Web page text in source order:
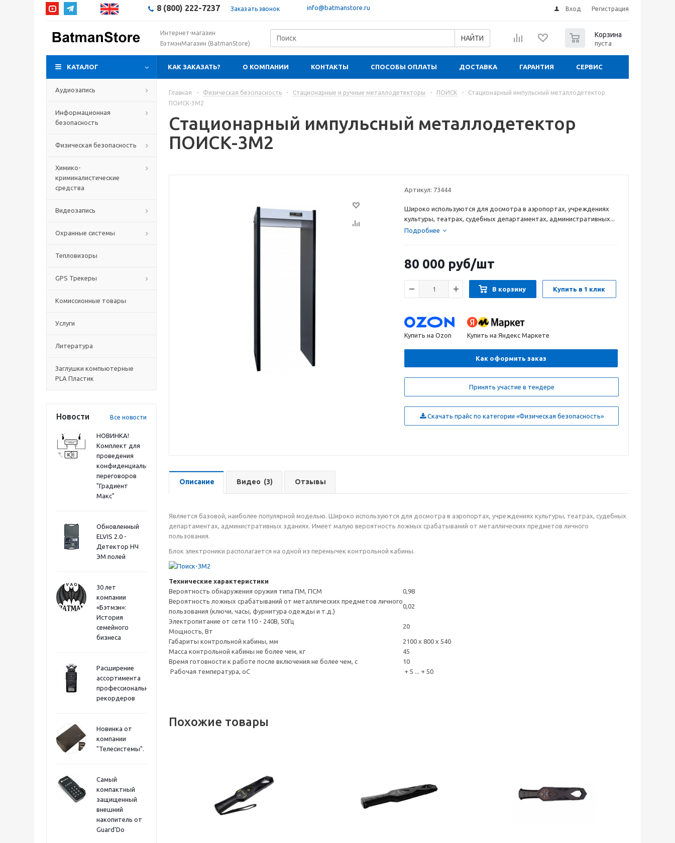
8 (800) 222-7237 Заказать звонок info@batmanstore.ru Вход Регистрация
Интернет-магазин
БэтмэнМагазин (BatmanStore)
НАЙТИ Корзина
пуста
КАТАЛОГ КАК ЗАКАЗАТЬ? О КОМПАНИИ КОНТАКТЫ СПОСОБЫ ОПЛАТЫ ДОСТАВКА ГАРАНТИЯ СЕРВИС
Аудиозапись
Информационная
безопасность
Физическая безопасность
Химико-
криминалистические
средства
Видеозапись
Охранные системы
Тепловизоры
GPS Трекеры
Комиссионные товары
Услуги
Литература
Заглушки компьютерные
PLA Пластик
Новости Все новости
НОВИНКА!
Комплект для
проведения
конфиденциальных
переговоров
"Градиент
Макс"
Обновленный
ELVIS 2.0 -
Детектор НЧ
ЭМ полей
30 лет
компании
«Бэтмэн»:
История
семейного
бизнеса
Расширение
ассортимента
профессиональных
рекордеров
Новинка от
компании
"Телесистемы".
Самый
компактный
защищенный
внешний
накопитель от
Guard’Do
Главная - Физическая безопасность - Стационарные и ручные металлодетекторы - ПОИСК -
Стационарный импульсный металлодетектор
ПОИСК-3М2
Стационарный импульсный металлодетектор
ПОИСК-3М2
Артикул: 73444
Широко используются для досмотра в аэропортах, учреждениях
культуры, театрах, судебных департаментах, административных...
Подробнее
80 000 руб/шт
В корзину Купить в 1 клик
Купить на Ozon Купить на Яндекс Маркете
Как оформить заказ
Принять участие в тендере
Скачать прайс по категории «Физическая безопасность»
Описание Видео (3) Отзывы
Является базовой, наиболее популярной моделью. Широко используются для досмотра в аэропортах, учреждениях культуры, театрах, судебных
департаментах, административных зданиях. Имеет малую вероятность ложных срабатываний от металлических предметов личного
пользования.
Блок электроники располагается на одной из перемычек контрольной кабины.
Технические характеристики
Вероятность обнаружения оружия типа ПМ, ПСМ
0,98
Вероятность ложных срабатываний от металлических предметов личного
пользования (ключи, часы, фурнитура одежды и т.д.)
0,02
Электропитание от сети 110 - 240В, 50Гц
Мощность, Вт
20
Габариты контрольной кабины, мм
2100 х 800 х 540
Масса контрольной кабины не более чем, кг
45
Время готовности к работе после включения не более чем, с
10
Рабочая температура, оС
+ 5 ... + 50
Похожие товары